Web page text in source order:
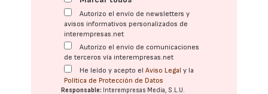
Autorizo el envío de newsletters y
avisos informativos personalizados de
interempresas.net
Autorizo el envío de comunicaciones
de terceros vía interempresas.net
He leído y acepto elAviso Legal y la
Política de Protección de Datos
Responsable: Interempresas Media, S.L.U.